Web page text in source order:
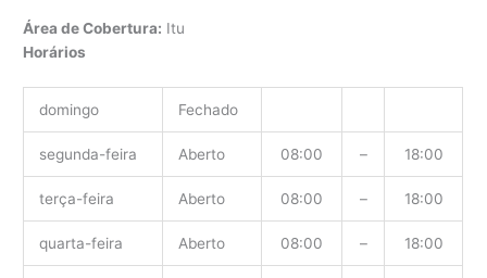
Área de Cobertura: Itu
Horários
domingo Fechado
segunda-feira Aberto 08:00 – 18:00
terça-feira Aberto 08:00 – 18:00
quarta-feira Aberto 08:00 – 18:00